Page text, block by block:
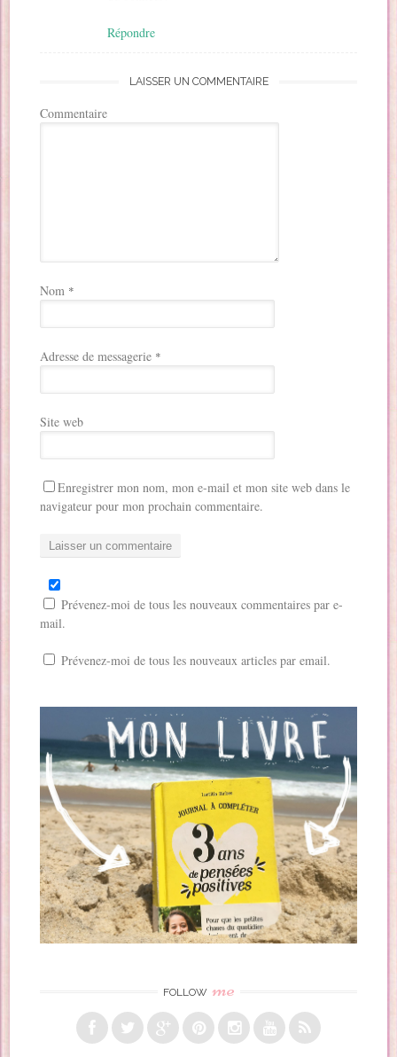
Répondre
LAISSER UN COMMENTAIRE
Commentaire
Nom *
Adresse de messagerie *
Site web
Enregistrer mon nom, mon e-mail et mon site web dans le
navigateur pour mon prochain commentaire.
Prévenez-moi de tous les nouveaux commentaires par e-
mail.
Prévenez-moi de tous les nouveaux articles par email.
FOLLOW me